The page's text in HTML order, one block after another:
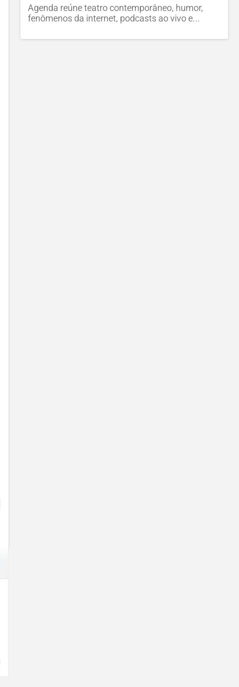
Agenda reúne teatro contemporâneo, humor,
fenômenos da internet, podcasts ao vivo e...